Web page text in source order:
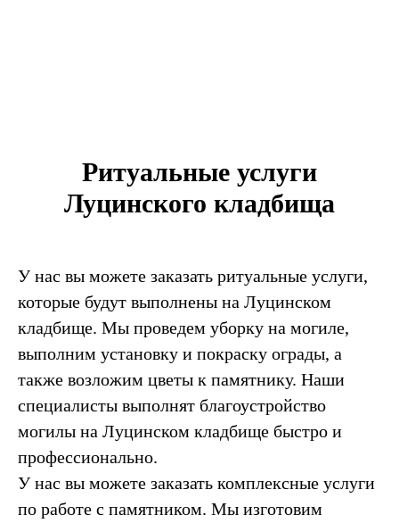
Ритуальные услуги
Луцинского кладбища
У нас вы можете заказать ритуальные услуги,
которые будут выполнены на Луцинском
кладбище. Мы проведем уборку на могиле,
выполним установку и покраску ограды, а
также возложим цветы к памятнику. Наши
специалисты выполнят благоустройство
могилы на Луцинском кладбище быстро и
профессионально.
У нас вы можете заказать комплексные услуги
по работе с памятником. Мы изготовим